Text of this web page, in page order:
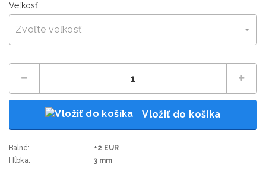
Veľkosť:
Zvoľte veľkosť
Vložiť do košíka
Balné:
+2 EUR
Hĺbka:
3 mm